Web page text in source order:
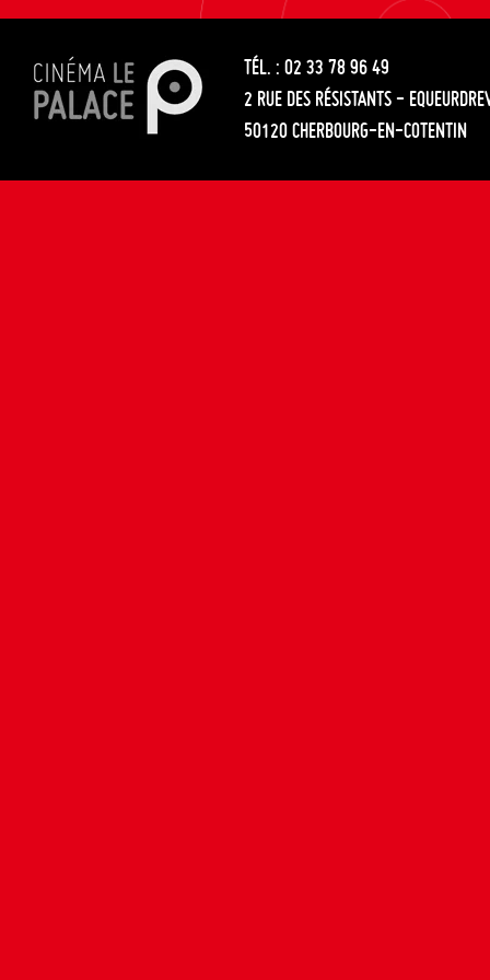
les
articles
entre
les
articles
TÉL. : 02 33 78 96 49
2 RUE DES RÉSISTANTS -
50120 CHERBOURG-EN-COTENTIN